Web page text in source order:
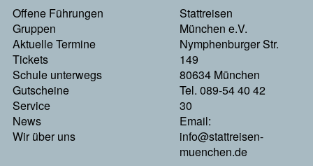
Footermenu
Links
Offene Führungen
Gruppen
Aktuelle Termine
Tickets
Schule unterwegs
Gutscheine
Service
News
Wir über uns
Stattreisen
München e.V.
Nymphenburger Str.
149
80634 München
Tel. 089-54 40 42
30
Email:
info@stattreisen-
muenchen.de